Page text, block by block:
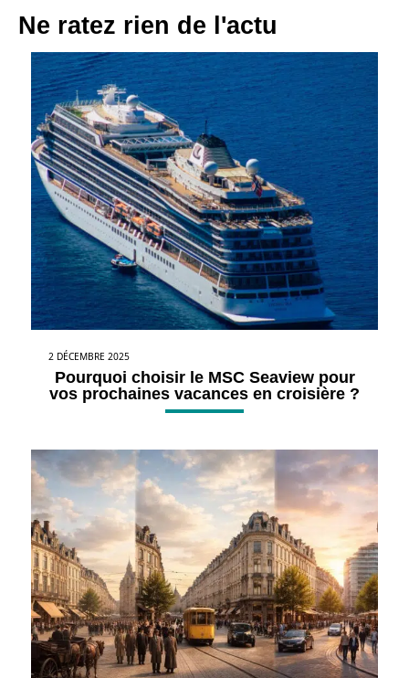
Ne ratez rien de l'actu
2 DÉCEMBRE 2025
Pourquoi choisir le MSC Seaview pour
vos prochaines vacances en croisière ?